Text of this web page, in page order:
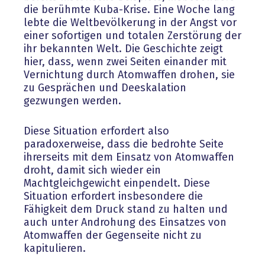
die berühmte Kuba-Krise. Eine Woche lang
lebte die Weltbevölkerung in der Angst vor
einer sofortigen und totalen Zerstörung der
ihr bekannten Welt. Die Geschichte zeigt
hier, dass, wenn zwei Seiten einander mit
Vernichtung durch Atomwaffen drohen, sie
zu Gesprächen und Deeskalation
gezwungen werden.
Diese Situation erfordert also
paradoxerweise, dass die bedrohte Seite
ihrerseits mit dem Einsatz von Atomwaffen
droht, damit sich wieder ein
Machtgleichgewicht einpendelt. Diese
Situation erfordert insbesondere die
Fähigkeit dem Druck stand zu halten und
auch unter Androhung des Einsatzes von
Atomwaffen der Gegenseite nicht zu
kapitulieren.